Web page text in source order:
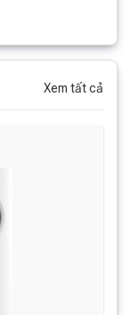
Xem tất cả